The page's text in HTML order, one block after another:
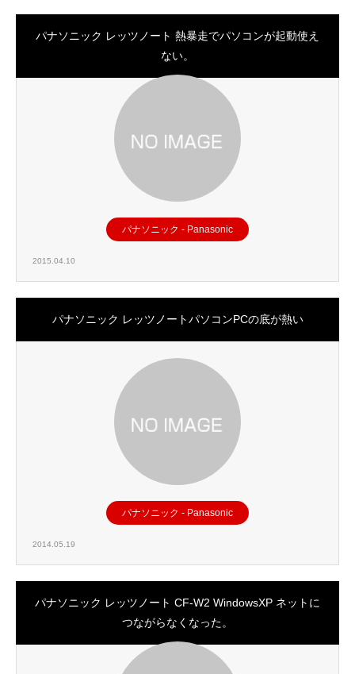
パナソニック レッツノート 熱暴走でパソコンが起動使え
ない。
パナソニック - Panasonic
2015.04.10
パナソニック レッツノートパソコンPCの底が熱い
パナソニック - Panasonic
2014.05.19
パナソニック レッツノート CF-W2 WindowsXP ネットに
つながらなくなった。